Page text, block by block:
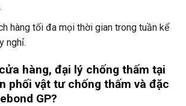
hàng tối đa mọi thời gian trong tuần kể
nghỉ.
hàng, đại lý chống thấm tại
phối vật tư chống thấm và đặc
GP?